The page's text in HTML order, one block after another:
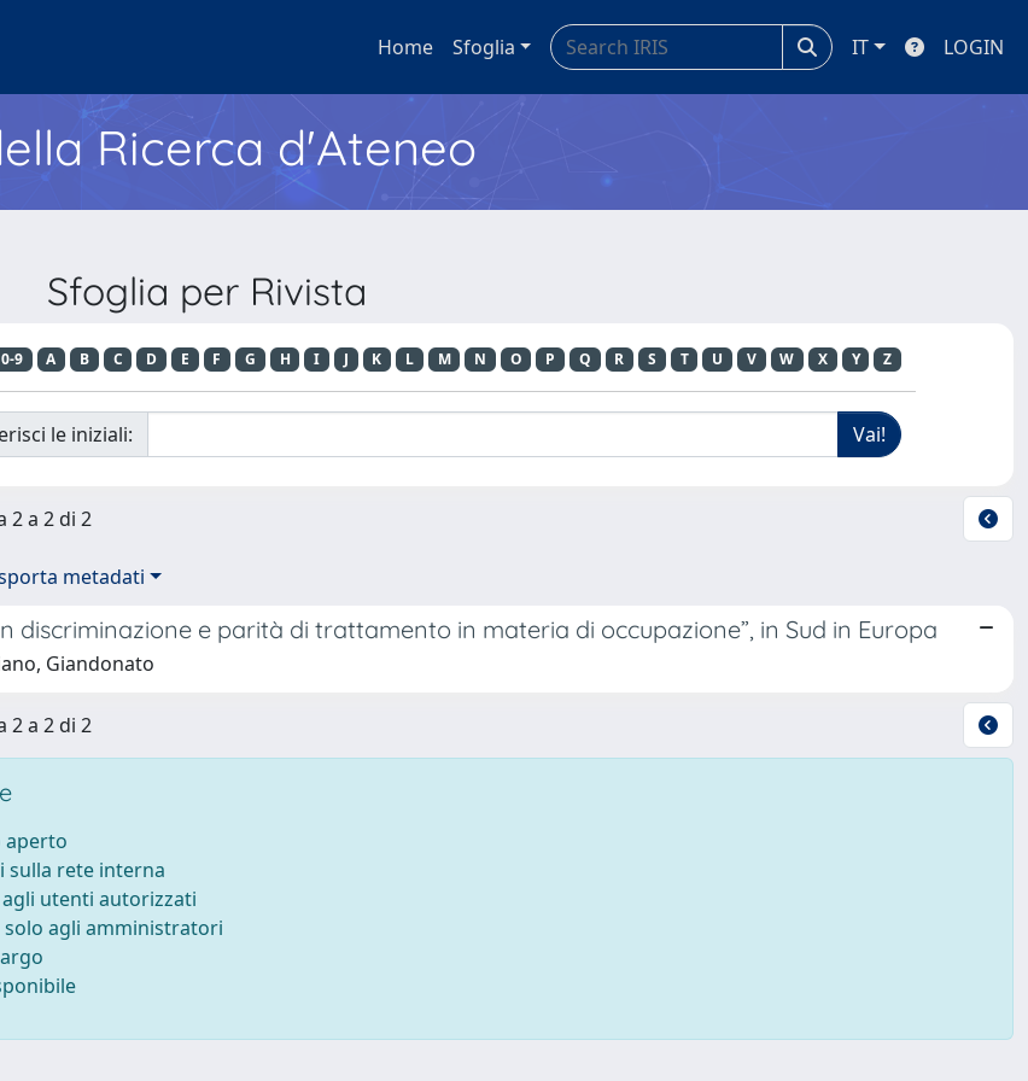
Home Sfoglia IT LOGIN
Ricerca d'Ateneo
Sfoglia per Rivista
0-9 A B C D E F G H I J K L M N O P Q R S T U V W X Y Z
le iniziali:
2 a 2 di 2
metadati
discriminazione e parità di trattamento in materia di occupazione”, in Sud in Europa
Giandonato
2 a 2 di 2
aperto
sulla rete interna
utenti autorizzati
agli amministratori